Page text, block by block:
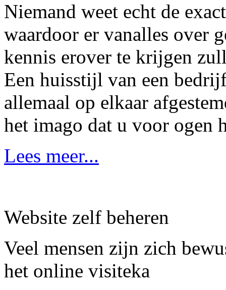
Niemand weet echt de
waardoor er vanalles over
kennis erover te krijgen
Een huisstijl van een
allemaal op elkaar
het imago dat u voor
Lees meer...
Website zelf beheren
Veel mensen zijn zich
het online visiteka